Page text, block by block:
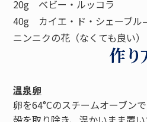
20g ベビー・ルッコラ
40g カイエ・ド・シェーブル–
ニンニクの花（なくても良い）
作り
温泉卵
卵を64°Cのスチームオーブン